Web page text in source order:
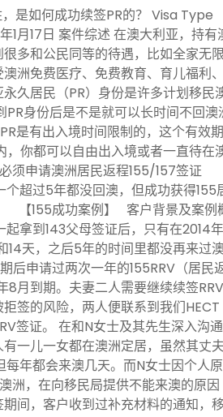
是如何成功续签PR的？ Visa Type
月17日 案件综述 在澳大利亚，持有
多和公民同等的待遇，比如全家无限
洲免费医疗、免费教育、育儿福利、
久居民（PR）身份是许多计划移民
身份后是不是就可以长时间不回澳
是有出入境时间限制的，这个有效期
你都可以自由出入境或者一直待在
须申请澳洲居民返程155/157签证
个超过5年都没回澳，但成功获得155
【155成功案例】 客户背景及案例
起拿到143父母签证后，只有在2014年
14天，之后5年的时间里都没再来过
后申请过两次一年的155RRV（居民
月到期。夫妻二人需要继续续签
签的风险，两人便联系到我们HECT
签证。 在和N女士及其先生深入沟通
一儿一女都在澳洲定居，虽然其丈夫
年都会来澳几天。而N女士因个人原
洲，在向移民局提供不能来澳的原因
间，客户收到过补充材料的通知，移